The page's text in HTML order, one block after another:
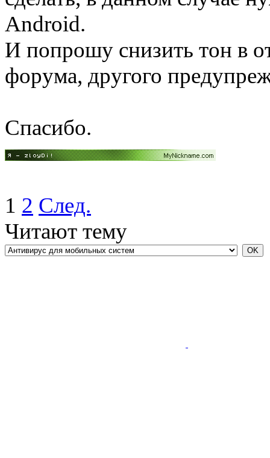
Android.
И попрошу снизить тон в
форума, другого
Спасибо.
1 2 След.
Читают тему